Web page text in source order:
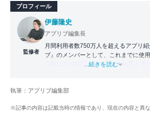
プロフィール
監修者
伊藤隆史
アプリブ編集長
月間利用者数750万人を超えるアプリ
ブ』のメンバーとして、これまでに使
の数は25,000以上。アプリの知見を活
化アプリの紹介）、TBS『サタプラ』
スマホアプリ）他
...続きを読む
執筆：アプリブ編集部
※記事の内容は記載当時の情報であり、現在の内容と異な